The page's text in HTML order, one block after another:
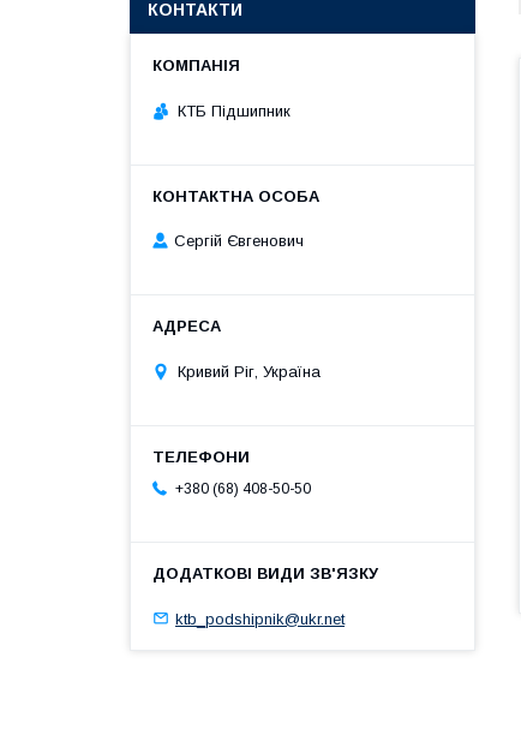
КОНТАКТИ
КТБ Підшипник
Сергій Євгенович
Кривий Ріг, Україна
+380 (68) 408-50-50
ktb_podshipnik@ukr.net